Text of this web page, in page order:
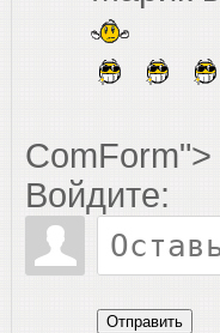
ComForm">
Войдите:
Отправить